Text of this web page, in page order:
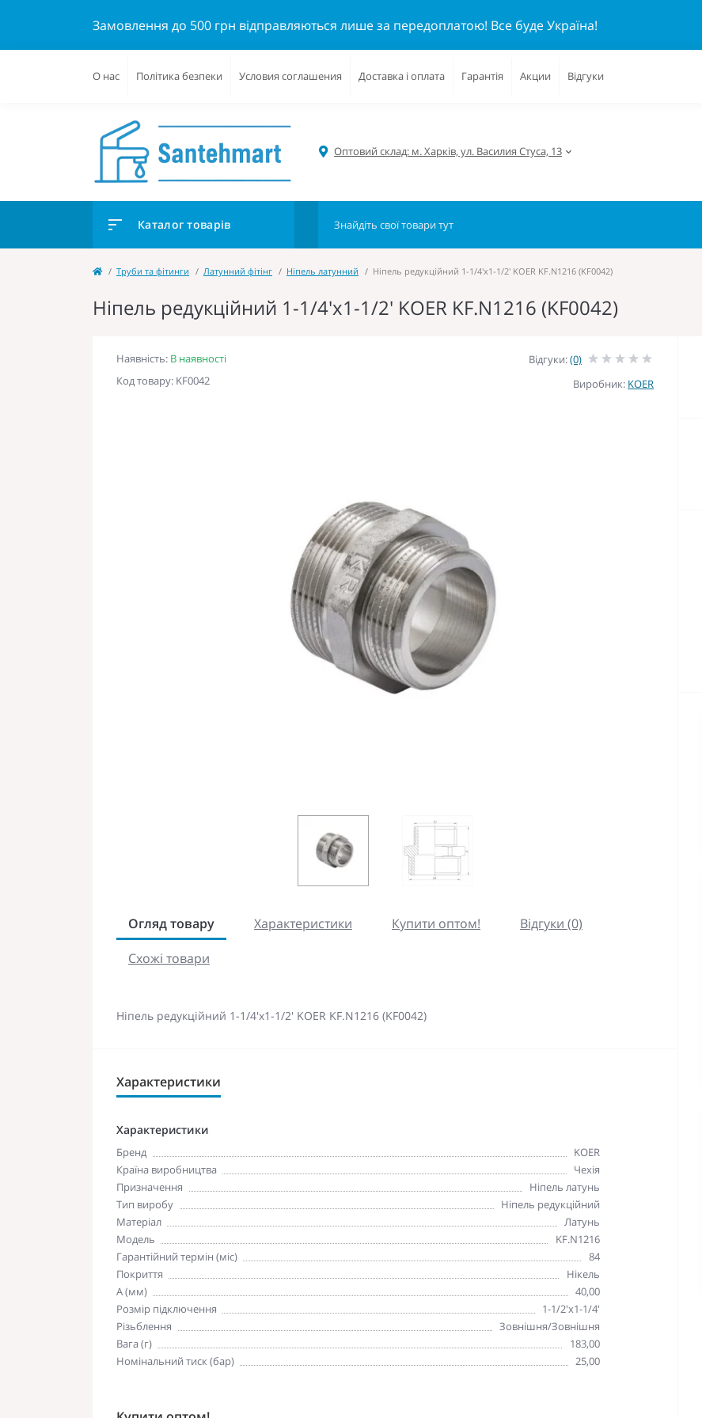
Замовлення до 500 грн відправляються лише за передоплатою! Все буде Україна!
О нас Політика безпеки Условия соглашения Доставка і оплата Гарантія Акции Відгуки
Оптовий склад: м. Харків, ул. Василия Стуса, 13
Каталог товарів
Труби та фітинги Латунний фітінг Ніпель латунний Ніпель редукційний 1-1/4'x1-1/2' KOER KF.N1216 (KF0042)
Ніпель редукційний 1-1/4'x1-1/2' KOER KF.N1216 (KF0042)
Наявність: В наявності
Код товару: KF0042
Відгуки:(0)
Виробник: KOER
Огляд товару Характеристики Купити оптом!
Відгуки (0)
Схожі товари
Ніпель редукційний 1-1/4'x1-1/2' KOER KF.N1216 (KF0042)
Характеристики
Характеристики
Бренд
KOER
Країна виробництва
Чехія
Призначення
Ніпель латунь
Тип виробу
Ніпель редукційний
Матеріал
Латунь
Модель
KF.N1216
Гарантійний термін (міс)
84
Покриття
Нікель
A (мм)
40,00
Розмір підключення
1-1/2'х1-1/4'
Різьблення
Зовнішня/Зовнішня
Вага (г)
183,00
Номінальний тиск (бар)
25,00